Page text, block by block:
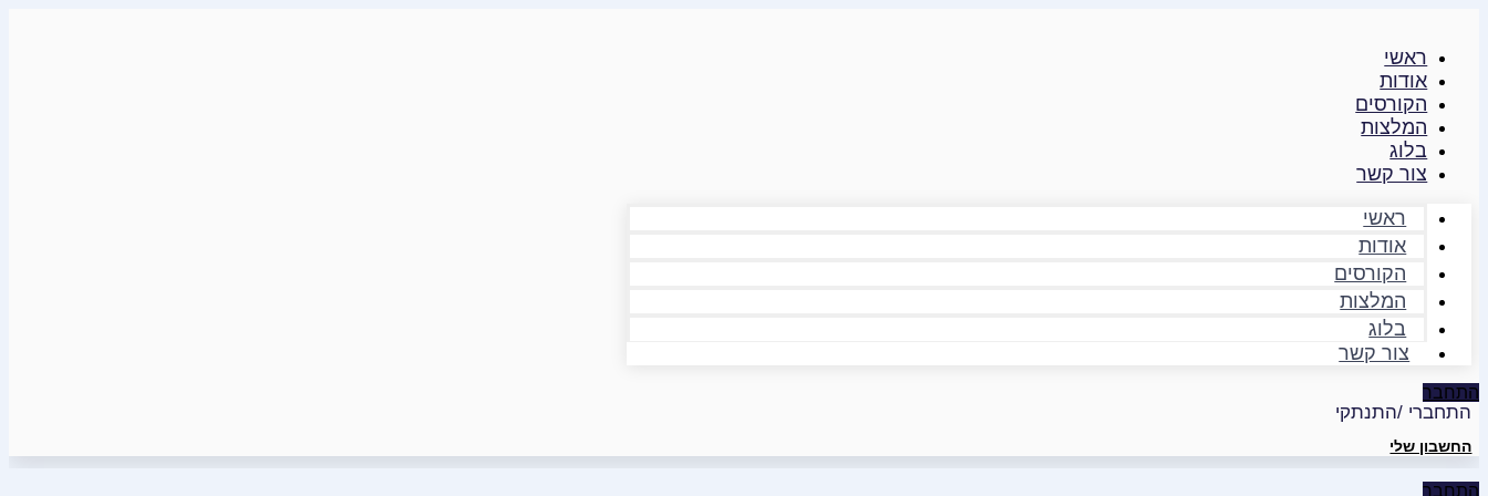
ראשי
אודות
הקורסים
המלצות
בלוג
צור קשר
ראשי
אודות
הקורסים
המלצות
בלוג
צור קשר
התחבר
התחברי /התנתקי
החשבון שלי
התחבר